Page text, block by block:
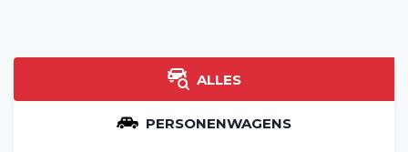
ALLES
PERSONENWAGENS